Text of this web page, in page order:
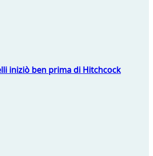
iniziò ben prima di Hitchcock